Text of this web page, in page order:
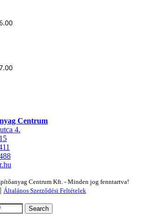
Centrum
4.
Centrum Kft. - Minden jog fenntartva!
| Általános Szerződési Feltételek
Search